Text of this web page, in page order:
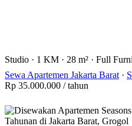
Studio · 1 KM · 28 m² · Full
Sewa Apartemen Jakarta Barat ·
Rp 35.000.000 / tahun